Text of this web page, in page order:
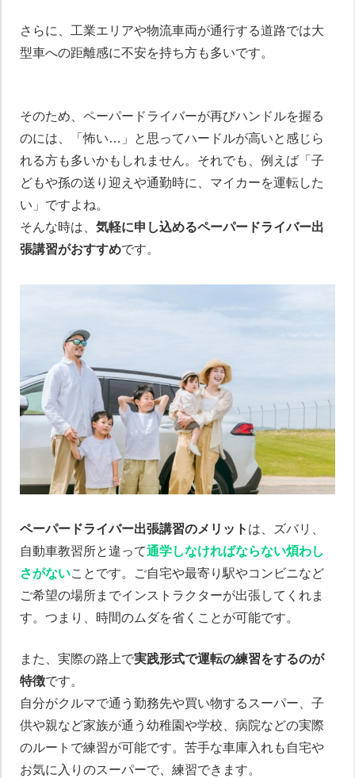
さらに、工業エリアや物流車両が通行する道路では大
型車への距離感に不安を持ち方も多いです。
そのため、ペーパードライバーが再びハンドルを握る
のには、「怖い…」と思ってハードルが高いと感じら
れる方も多いかもしれません。それでも、例えば「子
どもや孫の送り迎えや通勤時に、マイカーを運転した
い」ですよね。
そんな時は、 気軽に申し込めるペーパードライバー出
張講習がおすすめです。
ペーパードライバー出張講習のメリット は、ズバリ、
自動車教習所と違って通学しなければならない煩わし
さがないことです。ご自宅や最寄り駅やコンビニなど
ご希望の場所までインストラクターが出張してくれま
す。つまり、時間のムダを省くことが可能です。
また、実際の路上で実践形式で運転の練習をするのが
特徴です。
自分がクルマで通う勤務先や買い物するスーパー、子
供や親など家族が通う幼稚園や学校、病院などの実際
のルートで練習が可能です。苦手な車庫入れも自宅や
お気に入りのスーパーで、練習できます。